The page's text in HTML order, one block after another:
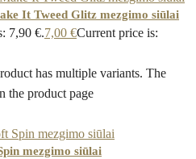
It Tweed Glitz mezgimo siūlai
7,90 €.7,00 €Current price is:
has multiple variants. The
the product page
mezgimo siūlai